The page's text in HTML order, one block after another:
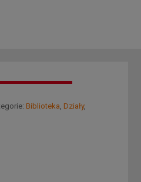
Biblioteka Działy,